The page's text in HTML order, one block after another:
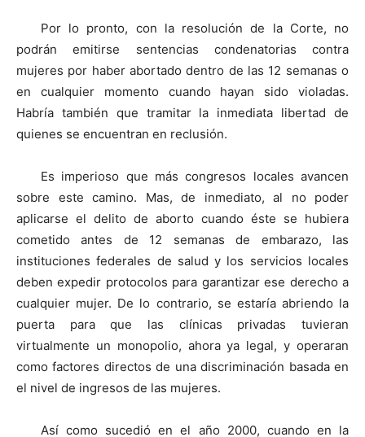
Por lo pronto, con la resolución de la Corte, no
podrán emitirse sentencias condenatorias contra
mujeres por haber abortado dentro de las 12 semanas o
en cualquier momento cuando hayan sido violadas.
Habría también que tramitar la inmediata libertad de
quienes se encuentran en reclusión.
Es imperioso que más congresos locales avancen
sobre este camino. Mas, de inmediato, al no poder
aplicarse el delito de aborto cuando éste se hubiera
cometido antes de 12 semanas de embarazo, las
instituciones federales de salud y los servicios locales
deben expedir protocolos para garantizar ese derecho a
cualquier mujer. De lo contrario, se estaría abriendo la
puerta para que las clínicas privadas tuvieran
virtualmente un monopolio, ahora ya legal, y operaran
como factores directos de una discriminación basada en
el nivel de ingresos de las mujeres.
Así como sucedió en el año 2000, cuando en la